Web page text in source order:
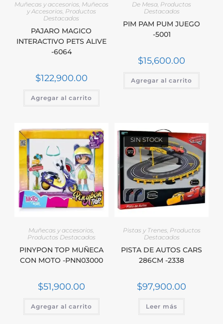
Muñecas y accesorios, Muñecos
y Accesorios, Productos
Destacados
PAJARO MAGICO
INTERACTIVO PETS ALIVE
-6064
$122,900.00
Agregar al carrito
De Mesa, Productos
Destacados
PIM PAM PUM JUEGO
-5001
$15,600.00
Agregar al carrito
Muñecas y accesorios
Productos Destacados
PINYPON TOP MUÑECA
CON MOTO -PNN03000
$51,900.00
Agregar al carrito
SIN STOCK
Pistas y Trenes Productos
Destacados
PISTA DE AUTOS CARS
286CM -2338
$97,900.00
Leer más